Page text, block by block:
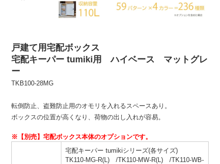
戸建て用宅配ボックス
宅配キーパー tumiki用 ハイベース マットグレ
ー
TKB100-28MG
転倒防止、盗難防止用のオモリを入れるスペースあり。
ボックスの位置が高くなり、荷物の出し入れが容易。
※【別売】宅配ボックス本体のオプションです。
宅配キーパー tumikiシリーズ(各サイズ)
TK110-MG-R(L) /TK110-MW-R(L) /TK110-WB-